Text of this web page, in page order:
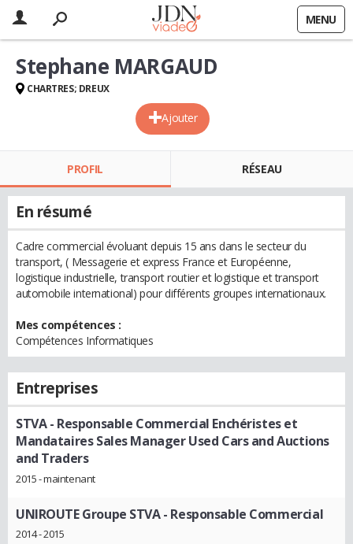
MENU
Ajouter
Stephane MARGAUD
CHARTRES; DREUX
PROFIL RÉSEAU
En résumé
Cadre commercial évoluant depuis 15 ans dans le secteur du
transport, ( Messagerie et express France et Européenne,
logistique industrielle, transport routier et logistique et transport
automobile international) pour différents groupes internationaux.
Mes compétences :
Compétences Informatiques
Entreprises
STVA- Responsable Commercial Enchéristes et
Mandataires Sales Manager Used Cars and Auctions
and Traders
2015 - maintenant
UNIROUTE Groupe STVA- Responsable Commercial
2014 - 2015